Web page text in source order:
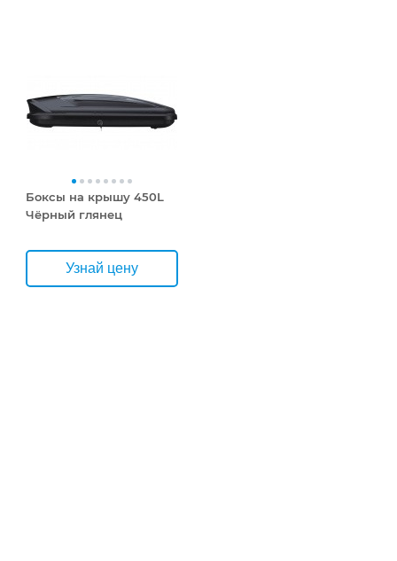
Боксы на крышу 450L
Чёрный глянец
Узнай цену